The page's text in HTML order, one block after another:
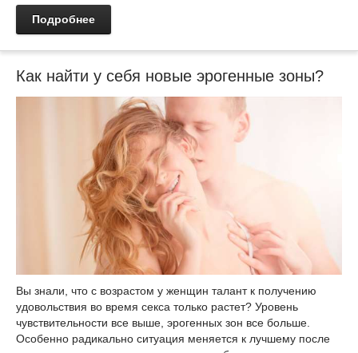
Подробнее
Как найти у себя новые эрогенные зоны?
Вы знали, что с возрастом у женщин талант к получению
удовольствия во время секса только растет? Уровень
чувствительности все выше, эрогенных зон все больше.
Особенно радикально ситуация меняется к лучшему после